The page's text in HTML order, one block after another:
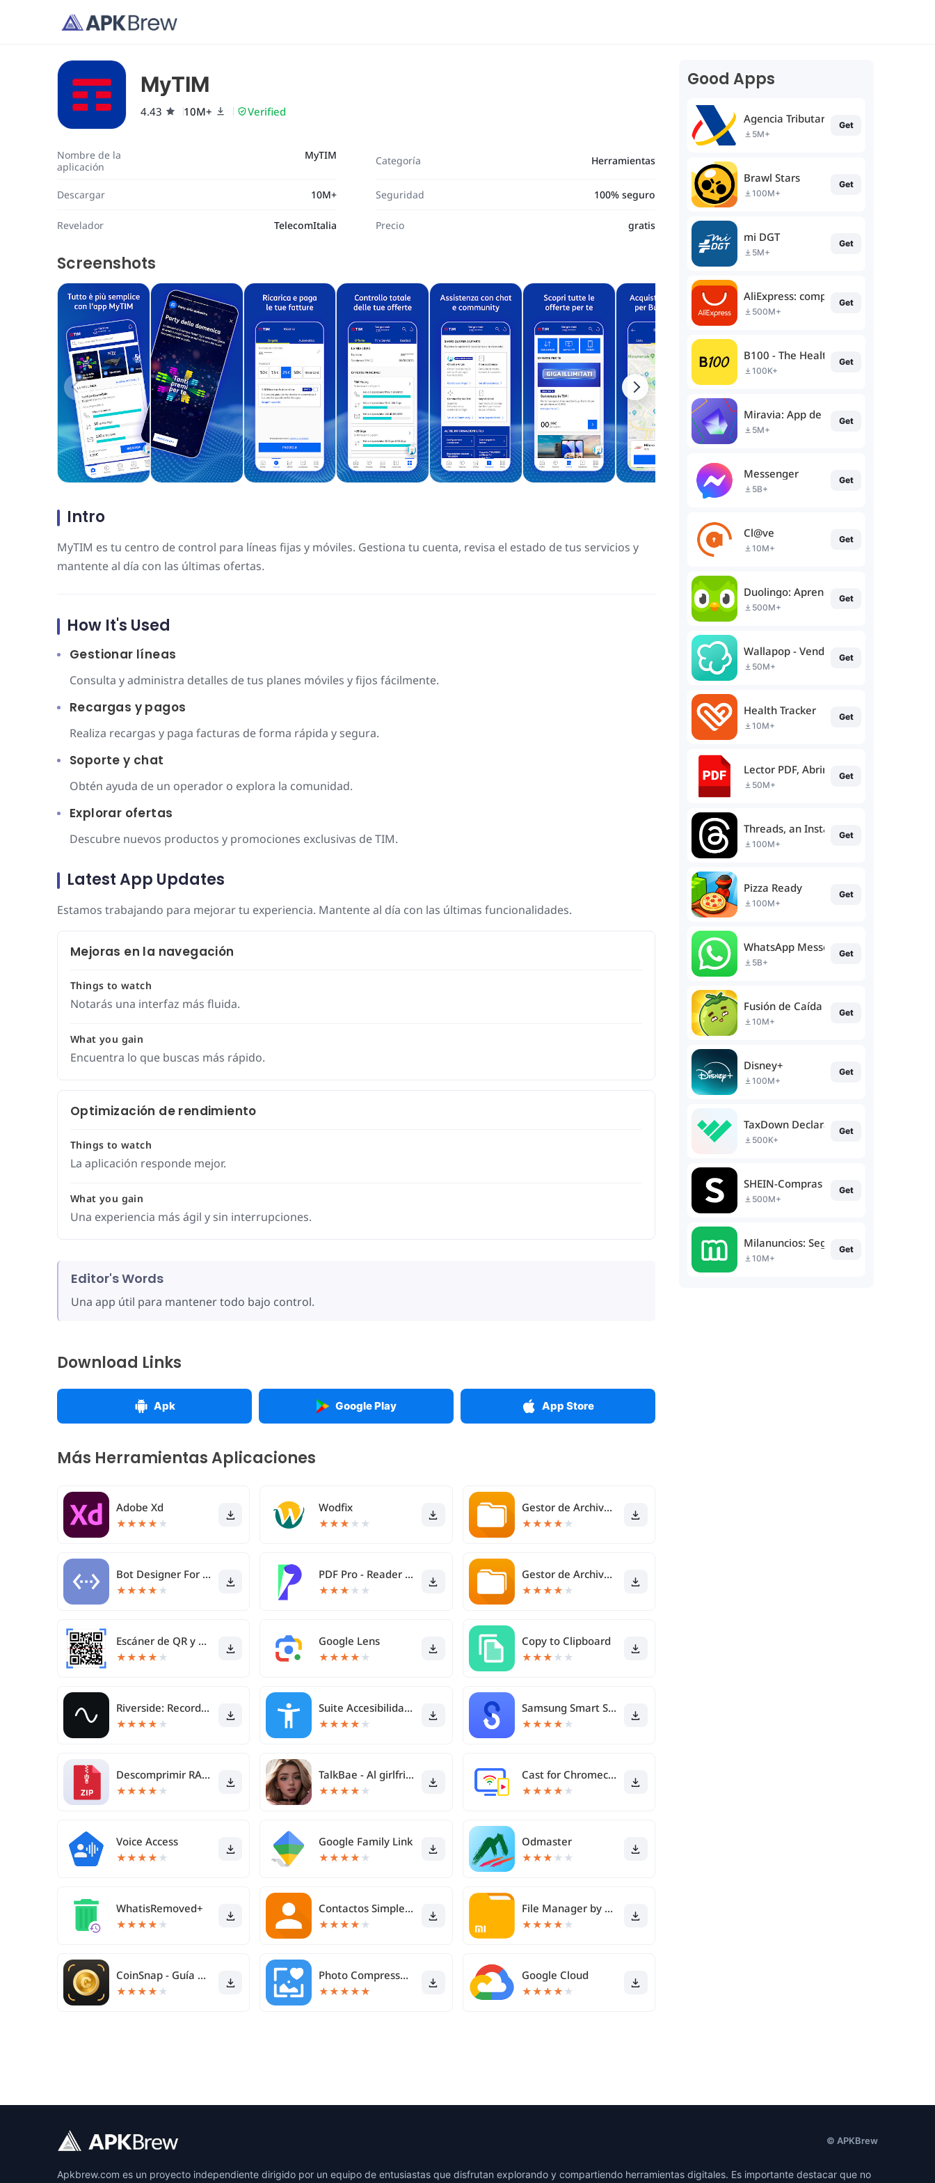
MyTIM
4.43 10M+ Verified
Nombre de la
aplicación
MyTIM Categoría Herramientas
Descargar 10M+ Seguridad 100% seguro
Revelador TelecomItalia Precio gratis
Screenshots
Intro
MyTIM es tu centro de control para líneas fijas y móviles. Gestiona tu cuenta, revisa el estado de tus servicios y
mantente al día con las últimas ofertas.
How It's Used
Gestionar líneas
Consulta y administra detalles de tus planes móviles y fijos fácilmente.
Recargas y pagos
Realiza recargas y paga facturas de forma rápida y segura.
Soporte y chat
Obtén ayuda de un operador o explora la comunidad.
Explorar ofertas
Descubre nuevos productos y promociones exclusivas de TIM.
Latest App Updates
Estamos trabajando para mejorar tu experiencia. Mantente al día con las últimas funcionalidades.
Mejoras en la navegación
Things to watch
Notarás una interfaz más fluida.
What you gain
Encuentra lo que buscas más rápido.
Optimización de rendimiento
Things to watch
La aplicación responde mejor.
What you gain
Una experiencia más ágil y sin interrupciones.
Editor's Words
Una app útil para mantener todo bajo control.
Download Links
Apk Google Play App Store
Más Herramientas Aplicaciones
Adobe Xd
★★★★ ★
Wodfix
★★★ ★ ★
Gestor de Archivos Simple
★★★★ ★
Bot Designer For Discord
★★★★ ★
PDF Pro - Reader & Maker
★★★ ★ ★
Gestor de Archivos Simple Pro
★★★★ ★
Escáner de QR y Código Barras
★★★★ ★
Google Lens
★★★★ ★
Copy to Clipboard
★★★ ★ ★
Riverside: Record podcasts
★★★★ ★
Suite Accesibilidad Android
★★★★ ★
Samsung Smart Switch Mobile
★★★★ ★
Descomprimir RAR / ZIP, Unzip
★★★★ ★
TalkBae - Al girlfriend
★★★★ ★
Cast for Chromecast & TV Cast
★★★★ ★
Voice Access
★★★★ ★
Google Family Link
★★★★ ★
Odmaster
★★★ ★ ★
WhatisRemoved+
★★★★ ★
Contactos Simples Pro
★★★★ ★
File Manager by Xiaomi
★★★★ ★
CoinSnap - Guía de valores
★★★★ ★
Photo Compressor and Resizer
★★★★★
Google Cloud
★★★★ ★
Good Apps
Agencia Tributaria
5M+
Get
Brawl Stars
100M+
Get
mi DGT
5M+
Get
AliExpress: compras online
500M+
Get
B100 - The Healthy Banking
100K+
Get
Miravia: App de compras online
5M+
Get
Messenger
5B+
Get
Cl@ve
10M+
Get
Duolingo: Aprende Idiomas
500M+
Get
Wallapop - Vende y compra
50M+
Get
Health Tracker
10M+
Get
Lector PDF, Abrir PDF Archivos
50M+
Get
Threads, an Instagram app
100M+
Get
Pizza Ready
100M+
Get
WhatsApp Messenger
5B+
Get
Fusión de Caída de Frutas
10M+
Get
Disney+
100M+
Get
TaxDown Declaración Renta 2023
500K+
Get
SHEIN-Compras Online
500M+
Get
Milanuncios: Segunda mano
10M+
Get
© APKBrew
Apkbrew.com es un proyecto independiente dirigido por un equipo de entusiastas que disfrutan explorando y compartiendo herramientas digitales. Es importante destacar que no